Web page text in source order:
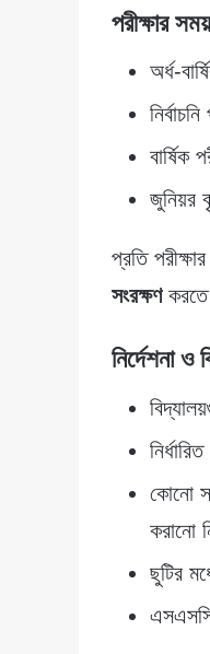
পরীক্ষার
অর্ধ-
বার্ষিক
জুনিয়র
প্রতি
সংরক্ষণকরতে
নির্দেশনা ও
কোনো
করানো
ছুটির
এসএসসি